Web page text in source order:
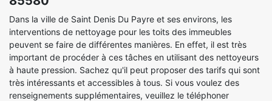
Dans la ville de Saint Denis Du Payre et ses environs, les
interventions de nettoyage pour les toits des immeubles
peuvent se faire de différentes manières. En effet, il est très
important de procéder à ces tâches en utilisant des nettoyeurs
à haute pression. Sachez qu'il peut proposer des tarifs qui sont
très intéressants et accessibles à tous. Si vous voulez des
renseignements supplémentaires, veuillez le téléphoner